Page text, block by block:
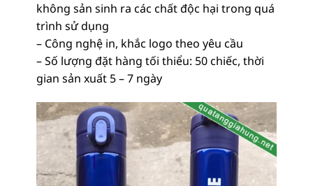
không sản sinh ra các chất độc hại trong quá
trình sử dụng
– Công nghệ in, khắc logo theo yêu cầu
– Số lượng đặt hàng tối thiểu: 50 chiếc, thời
gian sản xuất 5 – 7 ngày